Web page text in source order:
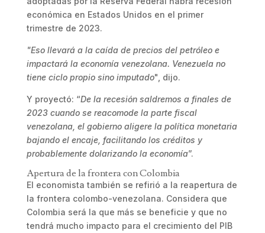
económica en Estados Unidos en el primer
trimestre de 2023.
"Eso llevará a la caída de precios del petróleo e
impactará la economía venezolana. Venezuela no
tiene ciclo propio sino imputado", dijo.
Y proyectó: “De la recesión saldremos a finales de
2023 cuando se reacomode la parte fiscal
venezolana, el gobierno aligere la política monetaria
bajando el encaje, facilitando los créditos y
probablemente dolarizando la economía”.
Apertura de la frontera con Colombia
El economista también se refirió a la reapertura de
la frontera colombo-venezolana. Considera que
Colombia será la que más se beneficie y que no
tendrá mucho impacto para el crecimiento del PIB